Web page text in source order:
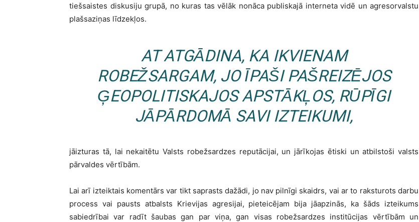
tiešsaistes diskusiju grupā, no kuras tas vēlāk nonāca publiskajā interneta vidē un agresorvalstu
plašsaziņas līdzekļos.
AT ATGĀDINA, KA IKVIENAM
ROBEŽSARGAM, JO ĪPAŠI PAŠREIZĒJOS
ĢEOPOLITISKAJOS APSTĀKĻOS, RŪPĪGI
JĀPĀRDOMĀ SAVI IZTEIKUMI,
jāizturas tā, lai nekaitētu Valsts robežsardzes reputācijai, un jārīkojas ētiski un atbilstoši valsts
pārvaldes vērtībām.
Lai arī izteiktais komentārs var tikt saprasts dažādi, jo nav pilnīgi skaidrs, vai ar to raksturots darbu
process vai pausts atbalsts Krievijas agresijai, pieteicējam bija jāapzinās, ka šāds izteikums
sabiedrībai var radīt šaubas gan par viņa, gan visas robežsardzes institūcijas vērtībām un